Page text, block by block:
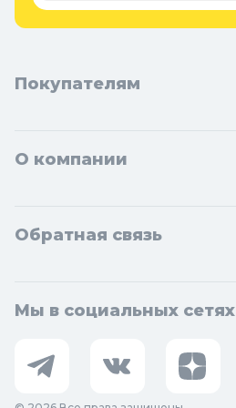
Покупателям
О компании
Обратная связь
Мы в социальных сетях